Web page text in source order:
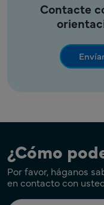
Contacte
¿Cómo
Por favor, háganos
en contacto con